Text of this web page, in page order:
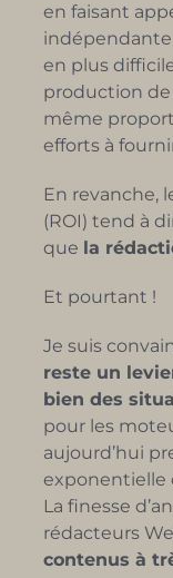
en faisant
en plus
production
même
efforts à
En revanche,
(ROI) tend à
que la
Et pourtant !
Je suis
reste un
bien des
pour les
aujourd’hui
exponentielle
La finesse
rédacteurs
contenus à